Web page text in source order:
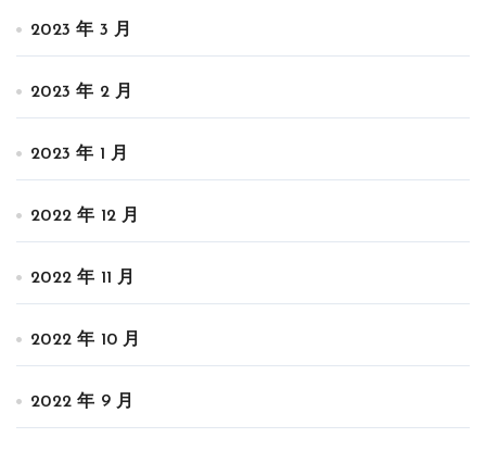
2023 年 3 月
2023 年 2 月
2023 年 1 月
2022 年 12 月
2022 年 11 月
2022 年 10 月
2022 年 9 月